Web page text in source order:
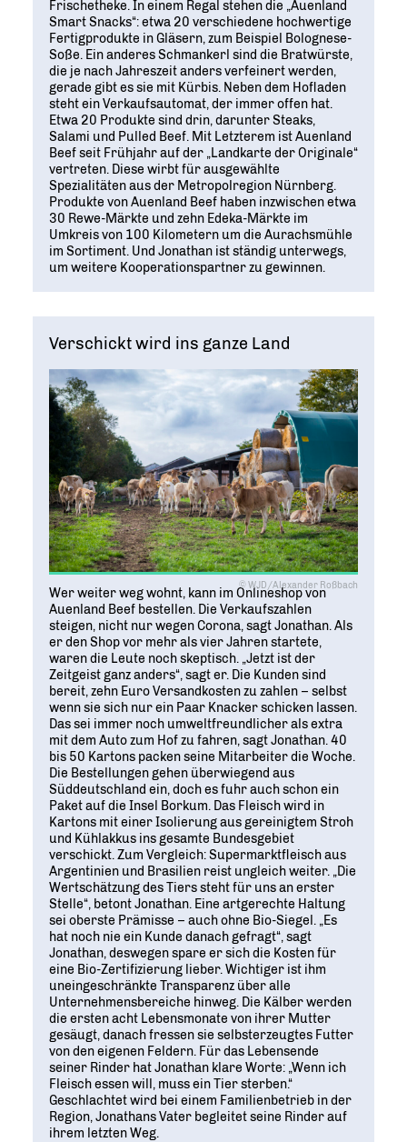
Frischetheke. In einem Regal stehen die „Auenland
Smart Snacks“: etwa 20 verschiedene hochwertige
Fertigprodukte in Gläsern, zum Beispiel Bolognese-
Soße. Ein anderes Schmankerl sind die Bratwürste,
die je nach Jahreszeit anders verfeinert werden,
gerade gibt es sie mit Kürbis. Neben dem Hofladen
steht ein Verkaufsautomat, der immer offen hat.
Etwa 20 Produkte sind drin, darunter Steaks,
Salami und Pulled Beef. Mit Letzterem ist Auenland
Beef seit Frühjahr auf der „Landkarte der Originale“
vertreten. Diese wirbt für ausgewählte
Spezialitäten aus der Metropolregion Nürnberg.
Produkte von Auenland Beef haben inzwischen etwa
30 Rewe-Märkte und zehn Edeka-Märkte im
Umkreis von 100 Kilometern um die Aurachsmühle
im Sortiment. Und Jonathan ist ständig unterwegs,
um weitere Kooperationspartner zu gewinnen.
Verschickt wird ins ganze Land
© WJD/Alexander Roßbach
Wer weiter weg wohnt, kann im Onlineshop von
Auenland Beef bestellen. Die Verkaufszahlen
steigen, nicht nur wegen Corona, sagt Jonathan. Als
er den Shop vor mehr als vier Jahren startete,
waren die Leute noch skeptisch. „Jetzt ist der
Zeitgeist ganz anders“, sagt er. Die Kunden sind
bereit, zehn Euro Versandkosten zu zahlen – selbst
wenn sie sich nur ein Paar Knacker schicken lassen.
Das sei immer noch umweltfreundlicher als extra
mit dem Auto zum Hof zu fahren, sagt Jonathan. 40
bis 50 Kartons packen seine Mitarbeiter die Woche.
Die Bestellungen gehen überwiegend aus
Süddeutschland ein, doch es fuhr auch schon ein
Paket auf die Insel Borkum. Das Fleisch wird in
Kartons mit einer Isolierung aus gereinigtem Stroh
und Kühlakkus ins gesamte Bundesgebiet
verschickt. Zum Vergleich: Supermarktfleisch aus
Argentinien und Brasilien reist ungleich weiter. „Die
Wertschätzung des Tiers steht für uns an erster
Stelle“, betont Jonathan. Eine artgerechte Haltung
sei oberste Prämisse – auch ohne Bio-Siegel. „Es
hat noch nie ein Kunde danach gefragt“, sagt
Jonathan, deswegen spare er sich die Kosten für
eine Bio-Zertifizierung lieber. Wichtiger ist ihm
uneingeschränkte Transparenz über alle
Unternehmensbereiche hinweg. Die Kälber werden
die ersten acht Lebensmonate von ihrer Mutter
gesäugt, danach fressen sie selbsterzeugtes Futter
von den eigenen Feldern. Für das Lebensende
seiner Rinder hat Jonathan klare Worte: „Wenn ich
Fleisch essen will, muss ein Tier sterben.“
Geschlachtet wird bei einem Familienbetrieb in der
Region, Jonathans Vater begleitet seine Rinder auf
ihrem letzten Weg.